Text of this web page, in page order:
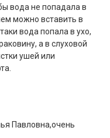
вода не попадала в
можно вставить в
вода попала в ухо,
а в слуховой
ушей или
Павловна,очень